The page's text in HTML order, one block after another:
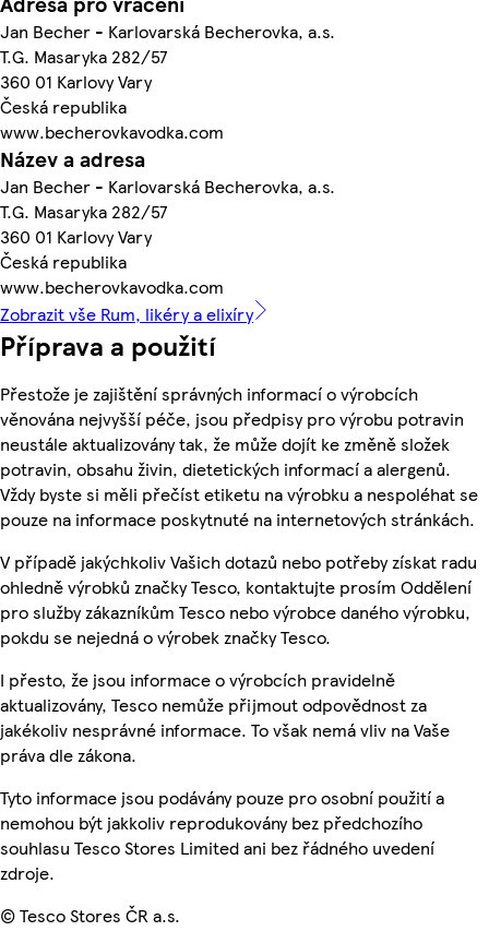
Jan Becher - Karlovarská Becherovka, a.s.
T.G. Masaryka 282/57
360 01 Karlovy Vary
Česká republika
www.becherovkavodka.com
Název a adresa
Jan Becher - Karlovarská Becherovka, a.s.
T.G. Masaryka 282/57
360 01 Karlovy Vary
Česká republika
www.becherovkavodka.com
Zobrazit vše Rum, likéry a elixíry
Příprava a použití
Přestože je zajištění správných informací o výrobcích
věnována nejvyšší péče, jsou předpisy pro výrobu potravin
neustále aktualizovány tak, že může dojít ke změně složek
potravin, obsahu živin, dietetických informací a alergenů.
Vždy byste si měli přečíst etiketu na výrobku a nespoléhat se
pouze na informace poskytnuté na internetových stránkách.
V případě jakýchkoliv Vašich dotazů nebo potřeby získat radu
ohledně výrobků značky Tesco, kontaktujte prosím Oddělení
pro služby zákazníkům Tesco nebo výrobce daného výrobku,
pokdu se nejedná o výrobek značky Tesco.
I přesto, že jsou informace o výrobcích pravidelně
aktualizovány, Tesco nemůže přijmout odpovědnost za
jakékoliv nesprávné informace. To však nemá vliv na Vaše
práva dle zákona.
Tyto informace jsou podávány pouze pro osobní použití a
nemohou být jakkoliv reprodukovány bez předchozího
souhlasu Tesco Stores Limited ani bez řádného uvedení
zdroje.
© Tesco Stores ČR a.s.